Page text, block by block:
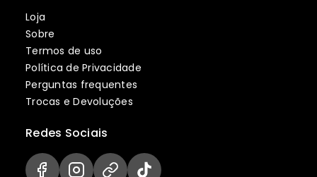
Loja
Sobre
Termos de uso
Política de Privacidade
Perguntas frequentes
Trocas e Devoluções
Redes Sociais